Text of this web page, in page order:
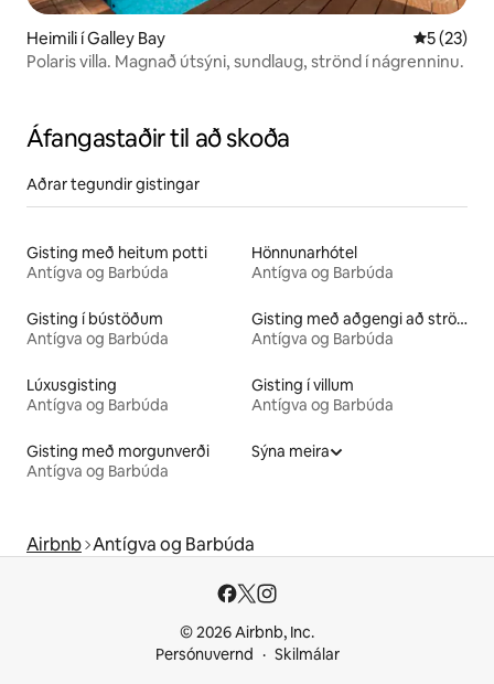
Heimili í Galley Bay 5 af 5 í
5 (23)
Polaris villa. Magnað útsýni, sundlaug, strönd í nágrenninu.
Áfangastaðir til að skoða
Aðrar tegundir gistingar
Gisting með heitum potti
Antígva og Barbúda
Hönnunarhótel
Antígva og Barbúda
Gisting í bústöðum
Antígva og Barbúda
Gisting með aðgengi að strönd
Antígva og Barbúda
Lúxusgisting
Antígva og Barbúda
Gisting í villum
Antígva og Barbúda
Gisting með morgunverði
Antígva og Barbúda
Sýna meira
Airbnb Antígva og Barbúda
© 2026 Airbnb, Inc.
Persónuvernd
Skilmálar